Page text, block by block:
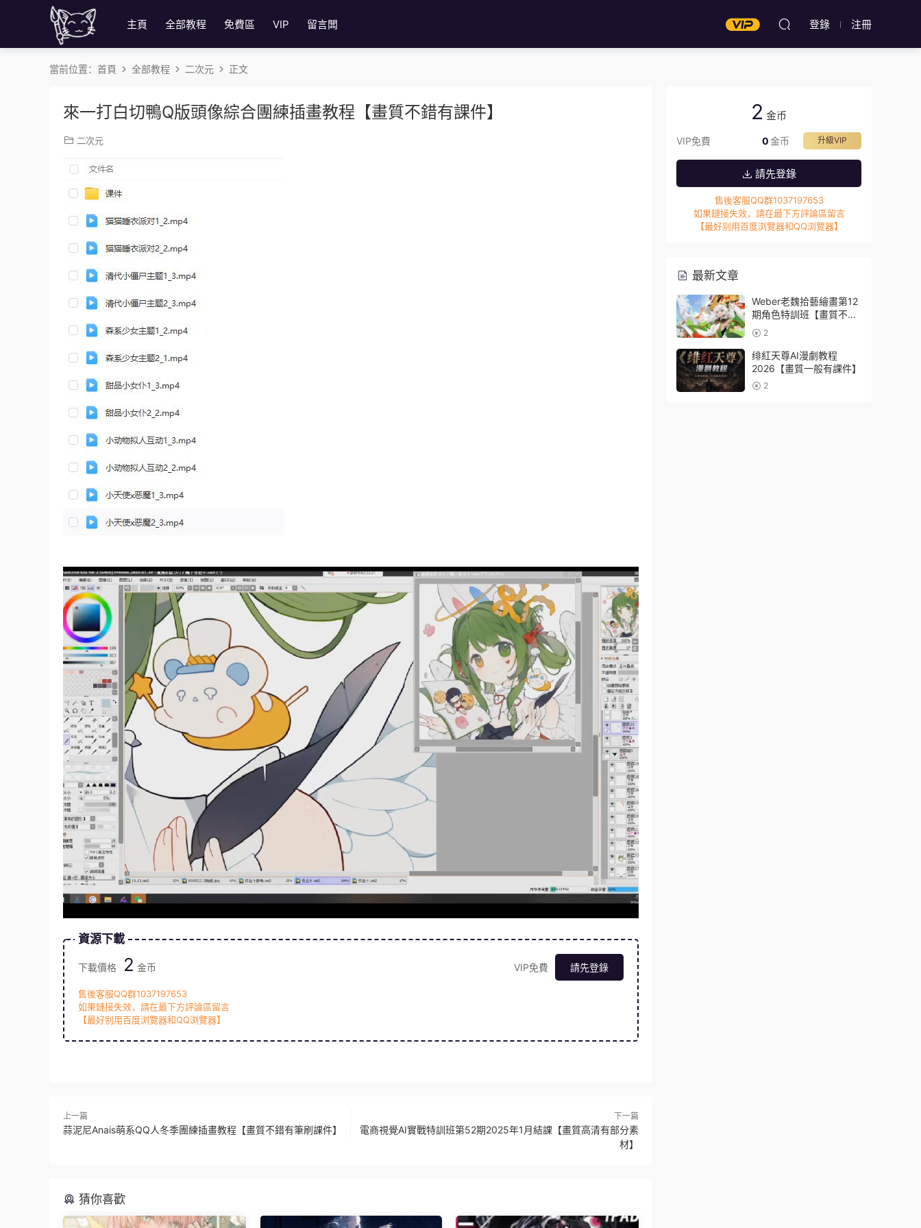
主頁 全部教程 免費區 VIP 留言闆 登錄 注冊
當前位置： 首頁 全部教程 二次元 正文
來一打白切鴨Q版頭像綜合團練插畫教程【畫質不錯有課件】
二次元
資源下載
下載價格 2 金币 VIP免費 請先登錄
售後客服QQ群1037197653
如果鏈接失效，請在最下方評論區留言
【最好别用百度浏覽器和QQ浏覽器】
上一篇
蒜泥尼Anais萌系QQ人冬季團練插畫教程【畫質不錯有筆刷課件】
下一篇
電商視覺AI實戰特訓班第52期2025年1月結課【畫質高清有部分素
材】
猜你喜歡
2 金币
VIP免費 升級VIP
0金币
請先登錄
售後客服QQ群1037197653
如果鏈接失效，請在最下方評論區留言
【最好别用百度浏覽器和QQ浏覽器】
最新文章
Weber老魏拾藝繪畫第12
期角色特訓班【畫質不錯
隻有視頻】
2
绯紅天尊AI漫劇教程
2026【畫質一般有課件】
2